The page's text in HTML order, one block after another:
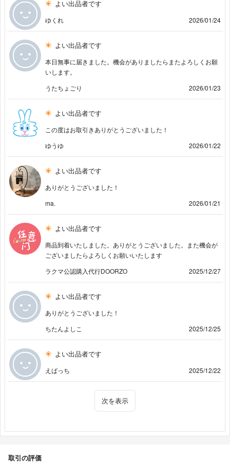
よい出品者です
ゆくれ 2026/01/24
よい出品者です
本日無事に届きました。機会がありましたらまたよろしくお願
いします。
うたちょごり
2026/01/23
よい出品者です
この度はお取引きありがとうございました！
ゆうゆ
2026/01/22
よい出品者です
ありがとうございました！
ma.
2026/01/21
よい出品者です
商品到着いたしました。ありがとうございました。また機会が
ございましたらよろしくお願いいたします
ラクマ公認購入代行DOORZO
2025/12/27
よい出品者です
ありがとうございました！
ちたんよしこ
2025/12/25
よい出品者です
えばっち 2025/12/22
次を表示
取引の評価